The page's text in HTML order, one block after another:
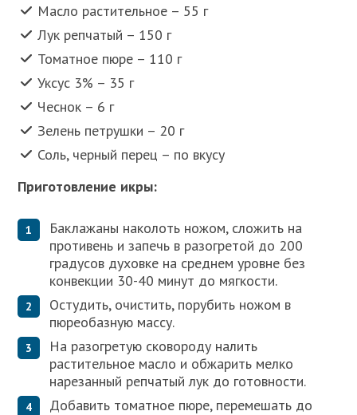
Масло растительное – 55 г
Лук репчатый – 150 г
Томатное пюре – 110 г
Уксус 3% – 35 г
Чеснок – 6 г
Зелень петрушки – 20 г
Соль, черный перец – по вкусу
Приготовление икры:
Баклажаны наколоть ножом, сложить на
противень и запечь в разогретой до 200
градусов духовке на среднем уровне без
конвекции 30-40 минут до мягкости.
Остудить, очистить, порубить ножом в
пюреобазную массу.
На разогретую сковороду налить
растительное масло и обжарить мелко
нарезанный репчатый лук до готовности.
Добавить томатное пюре, перемешать до